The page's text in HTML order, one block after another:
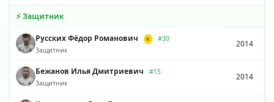
⚡ Защитник
Русских Фёдор Романович К
#30
Защитник
2014
Бежанов Илья Дмитриевич
#15
Защитник
2014